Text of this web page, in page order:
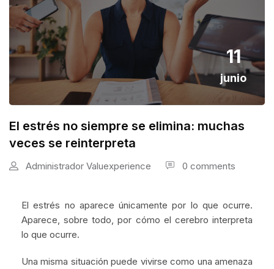
11
junio
El estrés no siempre se elimina: muchas
veces se reinterpreta
Administrador Valuexperience 0 comments
El estrés no aparece únicamente por lo que ocurre.
Aparece, sobre todo, por cómo el cerebro interpreta
lo que ocurre.
Una misma situación puede vivirse como una amenaza